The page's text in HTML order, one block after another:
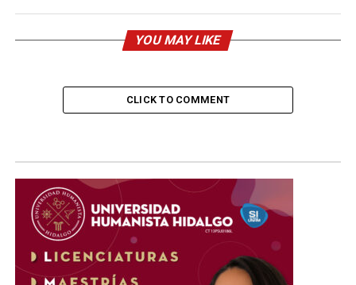
YOU MAY LIKE
CLICK TO COMMENT